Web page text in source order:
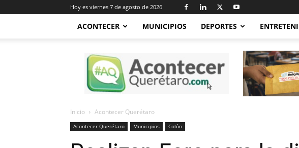
Hoy es viernes 7 de agosto de 2026
ACONTECER MUNICIPIOS DEPORTES
Acontecer
Querétaro
Inicio Acontecer Querétaro
Acontecer Querétaro Municipios Colón